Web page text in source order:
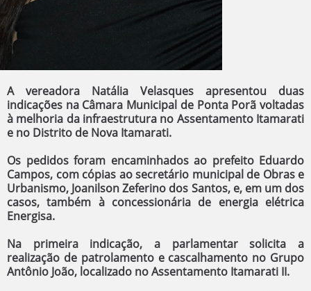
A vereadora Natália Velasques apresentou duas
indicações na Câmara Municipal de Ponta Porã voltadas
à melhoria da infraestrutura no Assentamento Itamarati
e no Distrito de Nova Itamarati.
Os pedidos foram encaminhados ao prefeito Eduardo
Campos, com cópias ao secretário municipal de Obras e
Urbanismo, Joanilson Zeferino dos Santos, e, em um dos
casos, também à concessionária de energia elétrica
Energisa.
Na primeira indicação, a parlamentar solicita a
realização de patrolamento e cascalhamento no Grupo
Antônio João, localizado no Assentamento Itamarati II.